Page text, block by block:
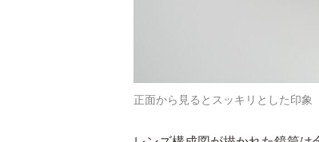
正面から見るとスッキリとした印象